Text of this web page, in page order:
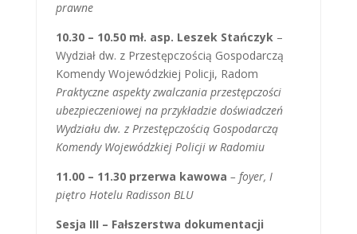
prawne
10.30 – 10.50 mł. asp. Leszek Stańczyk –
Wydział dw. z Przestępczością Gospodarczą
Komendy Wojewódzkiej Policji, Radom
Praktyczne aspekty zwalczania przestępczości
ubezpieczeniowej na przykładzie doświadczeń
Wydziału dw. z Przestępczością Gospodarczą
Komendy Wojewódzkiej Policji w Radomiu
11.00 – 11.30 przerwa kawowa – foyer, I
piętro Hotelu Radisson BLU
Sesja III – Fałszerstwa dokumentacji